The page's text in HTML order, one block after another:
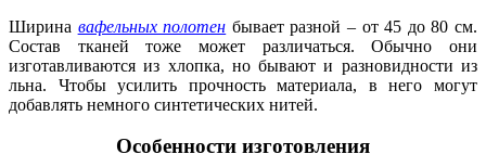
Ширина вафельных полотен бывает разной – от 45 до 80 см.
Состав тканей тоже может различаться. Обычно они
изготавливаются из хлопка, но бывают и разновидности из
льна. Чтобы усилить прочность материала, в него могут
добавлять немного синтетических нитей.
Особенности изготовления